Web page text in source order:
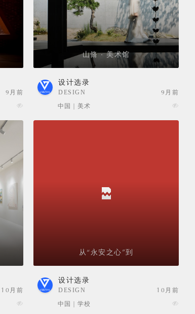
9月前
山脩 · 美术馆
设计选录
DESIGN
9月前
中国 | 美术
10月前
从“永安之心”到
设计选录
DESIGN
10月前
中国 | 学校